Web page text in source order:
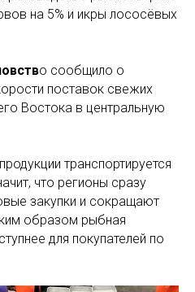
на 5% и икры лососёвых
о сообщило о
поставок свежих
Востока в центральную
продукции транспортируется
что регионы сразу
закупки и сокращают
образом рыбная
для покупателей по